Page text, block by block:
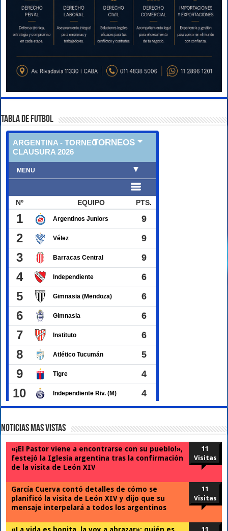
TABLA DE FUTBOL
Noticias Mas Vistas
«¡El Pastor viene a encontrarse con su pueblo!»,
festejó la Iglesia argentina tras la confirmación
de la visita de León XIV
11
Visitas
García Cuerva contó detalles de cómo se
planificó la visita de León XIV y dijo que su
mensaje interpelará a todos los argentinos
11
Visitas
11